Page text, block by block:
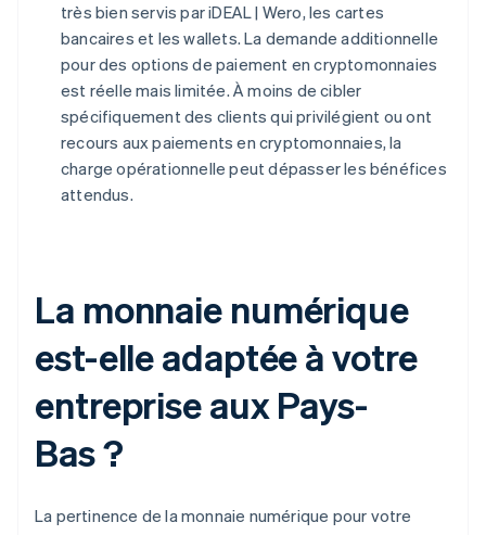
très bien servis par iDEAL | Wero, les cartes
bancaires et les wallets. La demande additionnelle
pour des options de paiement en cryptomonnaies
est réelle mais limitée. À moins de cibler
spécifiquement des clients qui privilégient ou ont
recours aux paiements en cryptomonnaies, la
charge opérationnelle peut dépasser les bénéfices
attendus.
La monnaie numérique
est-elle adaptée à votre
entreprise aux Pays-
Bas ?
La pertinence de la monnaie numérique pour votre